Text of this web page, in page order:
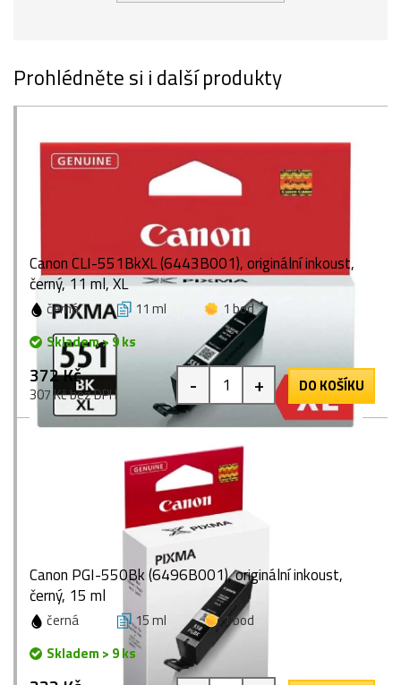
Prohlédněte si i další produkty
Canon CLI-551BkXL (6443B001), originální inkoust,
černý, 11 ml, XL
černá 11 ml
1 bod
Skladem > 9 ks
372 Kč
307 Kč bez DPH - + DO KOŠÍKU
Canon PGI-550Bk (6496B001), originální inkoust,
černý, 15 ml
černá 15 ml
1 bod
Skladem > 9 ks